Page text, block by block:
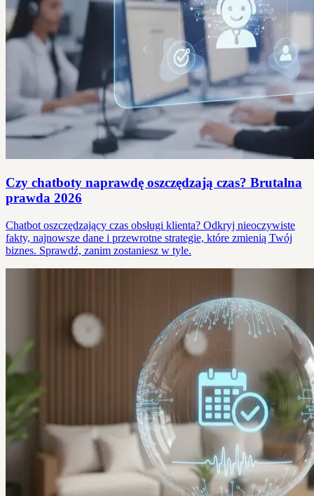
Czy chatboty naprawdę oszczędzają czas? Brutalna
prawda 2026
Chatbot oszczędzający czas obsługi klienta? Odkryj nieoczywiste
fakty, najnowsze dane i przewrotne strategie, które zmienią Twój
biznes. Sprawdź, zanim zostaniesz w tyle.